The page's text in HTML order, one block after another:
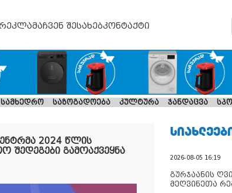
ჩვენ შესახებკონტაქტი
სამხედრო საზოგადოება კულტურა ჯანდაცვა
2024 წლის
გამოაქვეყნა
2026-08-05 16:19
გურჯაანის
მეღვინეთა